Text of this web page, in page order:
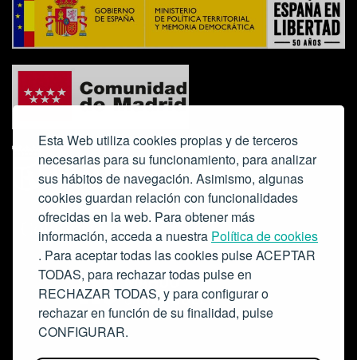
Esta Web utiliza cookies propias y de terceros
necesarias para su funcionamiento, para analizar
sus hábitos de navegación. Asimismo, algunas
cookies guardan relación con funcionalidades
ofrecidas en la web. Para obtener más
información, acceda a nuestra Política de cookies
. Para aceptar todas las cookies pulse ACEPTAR
TODAS, para rechazar todas pulse en
RECHAZAR TODAS, y para configurar o
rechazar en función de su finalidad, pulse
CONFIGURAR.
Colabora: